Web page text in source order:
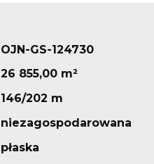
OJN-GS-124730
26 855,00 m²
146/202 m
niezagospodarowana
płaska